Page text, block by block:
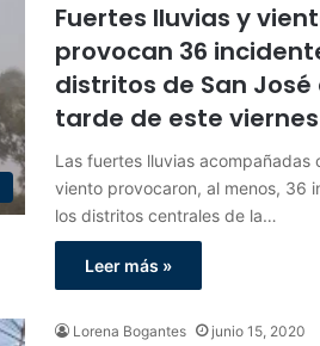
Fuertes lluvias y
provocan 36
distritos de San
tarde de este viernes
Las fuertes lluvias acompañadas
viento provocaron, al menos, 36
los distritos centrales de la…
Leer más »
Lorena Bogantes junio 15, 2020